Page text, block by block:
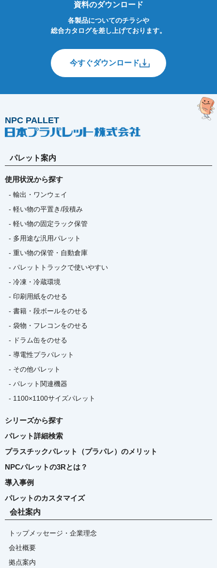
資料のダウンロード
各製品についてのチラシや
総合カタログを差し上げております。
今すぐダウンロード
NPC PALLET
パレット案内
使用状況から探す
- 輸出・ワンウェイ
- 軽い物の平置き/段積み
- 軽い物の固定ラック保管
- 多用途な汎用パレット
- 重い物の保管・自動倉庫
- パレットトラックで使いやすい
- 冷凍・冷蔵環境
- 印刷用紙をのせる
- 書籍・段ボールをのせる
- 袋物・フレコンをのせる
- ドラム缶をのせる
- 導電性プラパレット
- その他パレット
- パレット関連機器
- 1100×1100サイズパレット
シリーズから探す
パレット詳細検索
プラスチックパレット（プラパレ）のメリット
NPCパレットの3Rとは？
導入事例
パレットのカスタマイズ
会社案内
トップメッセージ・企業理念
会社概要
拠点案内